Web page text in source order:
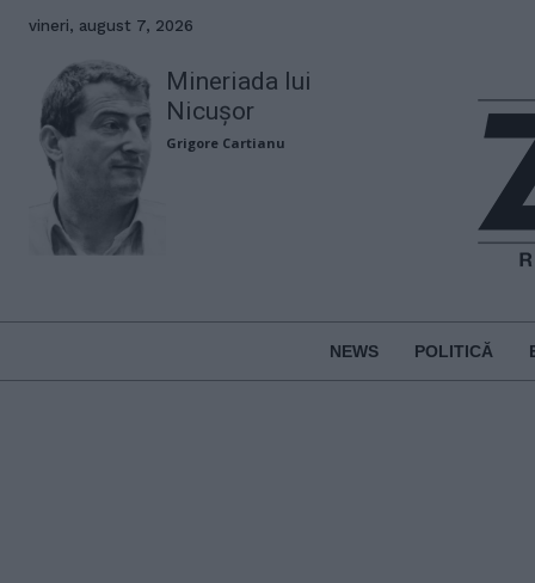
vineri, august 7, 2026
Mineriada lui
Nicușor
Grigore Cartianu
NEWS POLITICĂ